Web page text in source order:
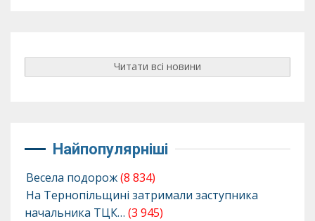
Читати всі новини
Найпопулярніші
Весела подорож(8 834)
На Тернопільщині затримали заступника
начальника ТЦК… (3 945)